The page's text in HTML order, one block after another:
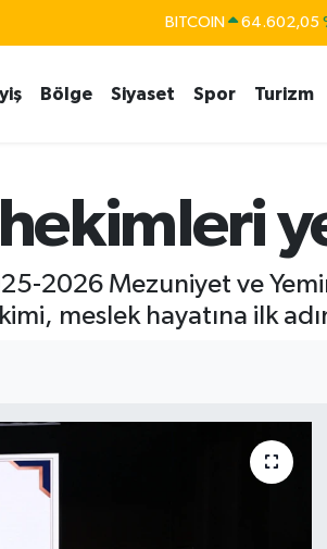
BITCOIN 64.602,05
EURO 55,0700
BİST100
Bölge Siyaset Spor Turizm
2026 Mezuniyet ve
meslek hayatına ilk